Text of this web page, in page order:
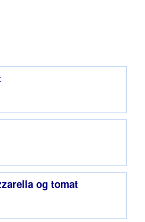
og tomat